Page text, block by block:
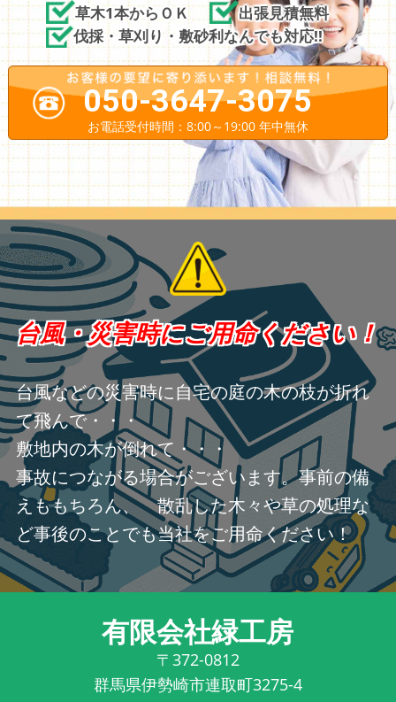
草木1本からＯＫ
出張見積無料
伐採・草刈り・敷砂利なんでも対応!!
050-3647-3075
お電話受付時間：8:00～19:00 年中無休
台風・災害時にご用命ください！
台風などの災害時に自宅の庭の木の枝が折れ
て飛んで・・・
敷地内の木が倒れて・・・
事故につながる場合がございます。事前の備
えももちろん、 散乱した木々や草の処理な
ど事後のことでも当社をご用命ください！
有限会社緑工房
〒372-0812
群馬県伊勢崎市連取町3275-4